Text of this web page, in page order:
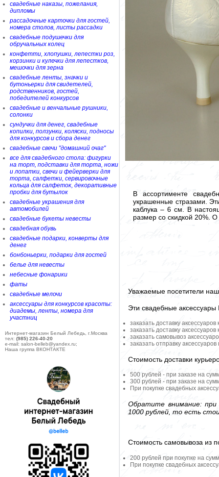
свадебные наказы, пожелания,
дипломы
рассадочные карточки для гостей,
номера столов, листы рассадки
свадебные подушечки для
обручальных колец
конфетти, хлопушки, лепестки роз,
корзинки и кулечки для лепестков,
мешочки для зерна
свадебные ленты, значки и
бутоньерки для свидетелей,
родственников, гостей,
победителей конкурсов
свадебные и венчальные рушники,
солонки
сундучки для денег, свадебные
копилки, ползунки, коляски, подносы
для конкурсов и сбора денег
свадебные свечи "домашний очаг"
все для свадебного стола: фигурки
на торт, подставки для торта, ножи
и лопатки, свечи и фейерверки для
торта, салфетки, сервировочные
кольца для салфеток, декоративные
пробки для бутылок
свадебные украшения для
автомобилей
свадебные букеты невесты
свадебная обувь
свадебные подарки, конверты для
денег
бонбоньерки, подарки для гостей
белье для невесты
небесные фонарики
фаты
свадебные мелочи
аксессуары для конкурсов красоты:
диадемы, ленты, номера для
участниц
Интернет-магазин Белый Лебедь, г.Москва
тел: (985) 226-40-20
e-mail: salon-belleb@yandex.ru;
Наша группа ВКОНТАКТЕ
В ассортименте
украшенные стразами.
каблука – 6 см. В
размер со скидкой 20%.
Уважаемые посетители
Эти свадебные
заказать доставку
заказать доставку
заказать самовывоз
заказать отправку
Стоимость доставки
500 рублей - при заказе на
300 рублей - при заказе на
При покупке свадебных
Обратите внимание: при
1000 рублей, то есть
Стоимость самовывоза из
200 рублей при покупке на
При покупке свадебных